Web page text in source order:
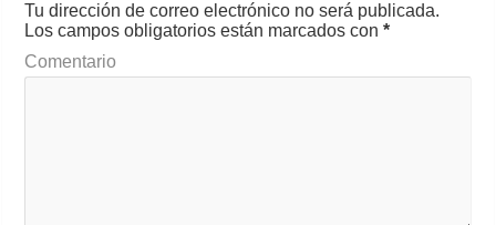
Tu dirección de correo electrónico no será publicada.
Los campos obligatorios están marcados con*
Comentario